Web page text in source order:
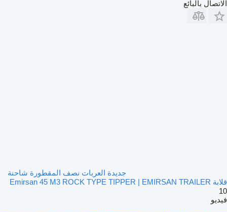
الاتصال بالبائع
جديدة العربات نصف المقطورة شاحنة
قلابة Emirsan 45 M3 ROCK TYPE TIPPER | EMIRSAN TRAILER
10
فيديو